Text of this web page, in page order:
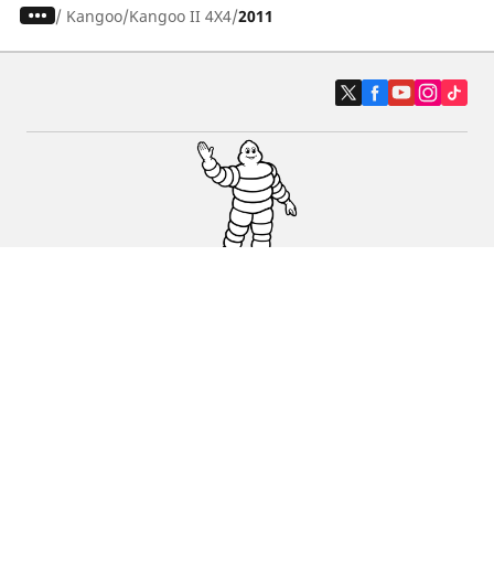
/ Kangoo Kangoo II 4X4 2011